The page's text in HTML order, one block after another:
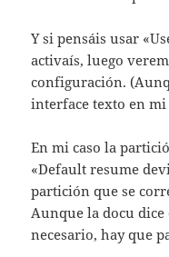
Y si pensáis usar
activaís, luego
configuración.
interface texto en mi
En mi caso la
«Default resume
partición que se
Aunque la docu dice
necesario, hay que